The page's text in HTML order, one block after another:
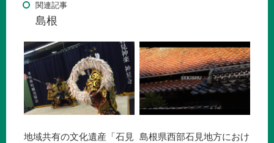
関連記事
島根
地域共有の文化遺産「石見
島根県西部石見地方におけ